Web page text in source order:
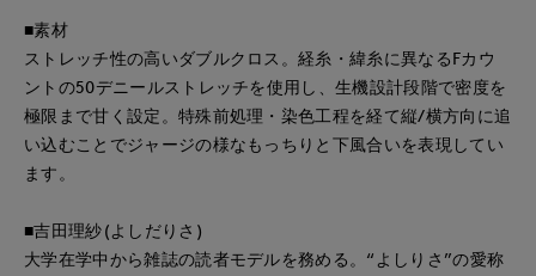
■素材
ストレッチ性の高いダブルクロス。経糸・緯糸に異なるFカウ
ントの50デニールストレッチを使用し、生機設計段階で密度を
極限まで甘く設定。特殊前処理・染色工程を経て縦/横方向に追
い込むことでジャージの様なもっちりと下風合いを表現してい
ます。
■吉田理紗(よしだりさ)
大学在学中から雑誌の読者モデルを務める。“よしりさ”の愛称